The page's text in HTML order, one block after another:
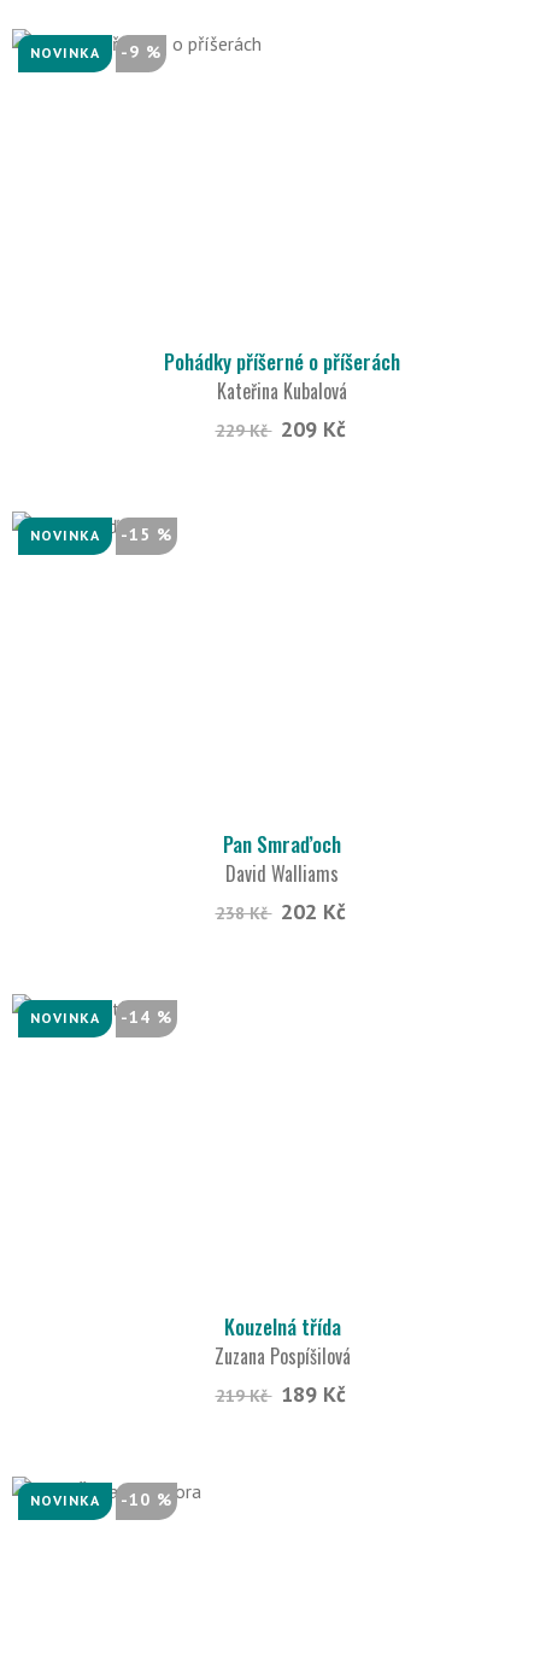
NOVINKA -9 %
Pohádky příšerné o příšerách
Kateřina Kubalová
229 Kč 209 Kč
NOVINKA -15 %
Pan Smraďoch
David Walliams
238 Kč 202 Kč
NOVINKA -14 %
Kouzelná třída
Zuzana Pospíšilová
219 Kč 189 Kč
NOVINKA -10 %